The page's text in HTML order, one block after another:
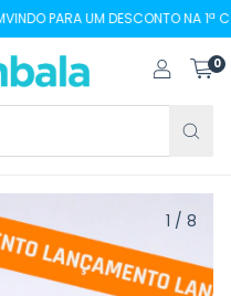
PARA UM DESCONTO NA 1ª
0
1 / 8